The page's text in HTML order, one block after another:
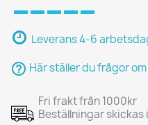
Leverans 4-6
help_outline Här ställer du frågor
Fri frakt från 1000kr
Beställningar